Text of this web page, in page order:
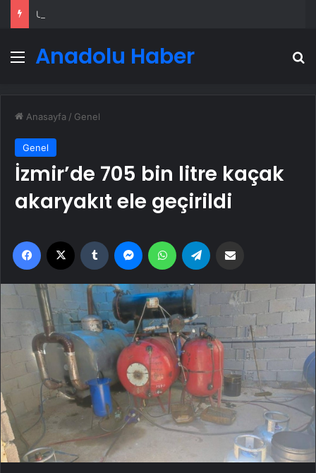
Menü
Anadolu Haber
Anasayfa / Genel
Genel
İzmir’de 705 bin litre kaçak
akaryakıt ele geçirildi
Facebook Tumblr MessengerWhatsApp